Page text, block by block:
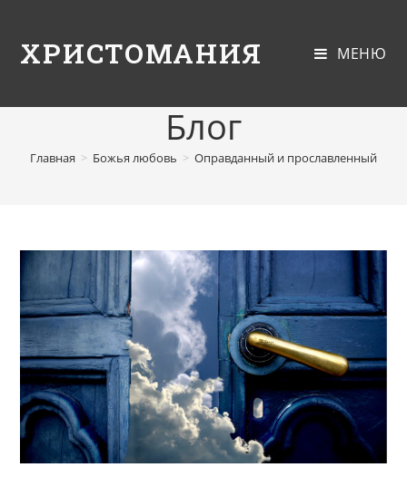
ХРИСТОМАНИЯ МЕНЮ
Блог
Главная > Божья любовь > Оправданный и прославленный